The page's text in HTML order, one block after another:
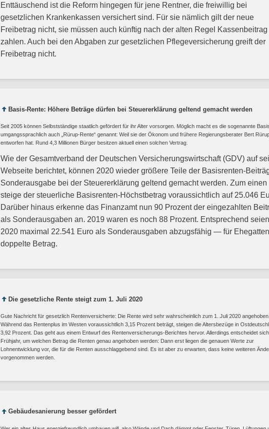
Enttäuschend ist die Reform hingegen für jene Rentner, die freiwillig bei
gesetzlichen Krankenkassen versichert sind. Für sie nämlich gilt der neue
Freibetrag nicht, sie müssen auch künftig nach der alten Regel Kassenbeitrag
zahlen. Auch bei den Abgaben zur gesetzlichen Pflegeversicherung greift der
Freibetrag nicht.
Basis-Rente: Höhere Beträge dürfen bei Steuererklärung geltend gemacht werden
Seit 2005 können Selbstständige staatlich gefördert für ihr Alter vorsorgen. Möglich macht es die sogenannte
umgangssprachlich auch „Rürup-Rente“ genannt: Weil sie der Ökonom und frühere Regierungsberater Bert
entworfen hat. Rund 4,3 Millionen Bürger besitzen aktuell einen solchen Vertrag.
Wie der Gesamtverband der Deutschen Versicherungswirtschaft (GDV) auf
Webseite berichtet, können 2020 wieder größere Teile der Basisrenten-
Sonderausgabe bei der Steuererklärung geltend gemacht werden. Zum einen
steige der steuerliche Basisrenten-Höchstbetrag voraussichtlich auf 25.046
Darüber hinaus erkenne das Finanzamt nun 90 Prozent der eingezahlten
als Sonderausgaben an. 2019 waren es noch 88 Prozent. Entsprechend seien
2020 maximal 22.541 Euro als Sonderausgaben abzugsfähig — für
doppelte Betrag.
Die gesetzliche Rente steigt zum 1. Juli 2020
Gute Nachricht für gesetzlich Rentenversicherte: Die Rente wird sehr wahrscheinlich zum 1. Juli 2020 angehoben.
Während das Rentenplus im Westen voraussichtlich 3,15 Prozent beträgt, steigen die Altersbezüge in
3,92 Prozent. Das geht aus einem Entwurf des Rentenversicherungs-Berichtes hervor. Allerdings entscheidet
Frühjahr, um welchen Betrag die Renten genau angehoben werden: Dann erst liegen die genauen Werte zur
Lohnentwicklung vor, die für die Renten ausschlaggebend sind. Es ist aber zu erwarten, dass keine weiteren
vorgenommen werden.
Gebäudesanierung besser gefördert